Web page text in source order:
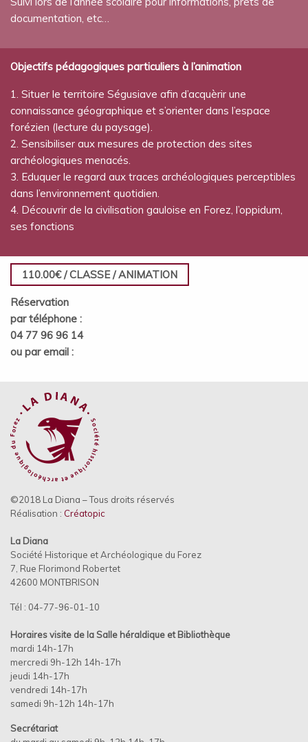
documentation, etc…
Objectifs pédagogiques particuliers à l’animation
1. Situer le territoire Ségusiave afin d’acquèrir une
connaissance géographique et s’orienter dans l’espace
forézien (lecture du paysage).
2. Sensibiliser aux mesures de protection des sites
archéologiques menacés.
3. Eduquer le regard aux traces archéologiques perceptibles
dans l’environnement quotidien.
4. Découvrir de la civilisation gauloise en Forez, l’oppidum,
ses fonctions
110.00€ / CLASSE / ANIMATION
Réservation
par téléphone :
04 77 96 96 14
ou par email :
©2018 La Diana – Tous droits réservés
Réalisation : Créatopic
La Diana
Société Historique et Archéologique du Forez
7, Rue Florimond Robertet
42600 MONTBRISON
Tél : 04-77-96-01-10
Horaires visite de la Salle héraldique etBibliothèque
mardi 14h-17h
mercredi 9h-12h 14h-17h
jeudi 14h-17h
vendredi 14h-17h
samedi 9h-12h 14h-17h
Secrétariat